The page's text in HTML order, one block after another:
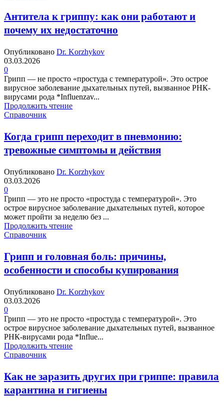
Антитела к гриппу: как они работают и
почему их недостаточно
Опубликовано Dr. Korzhykov
03.03.2026
0
Грипп — не просто «простуда с температурой». Это острое
вирусное заболевание дыхательных путей, вызванное РНК-
вирусами рода *Influenzav...
Продолжить чтение
Справочник
Когда грипп переходит в пневмонию:
тревожные симптомы и действия
Опубликовано Dr. Korzhykov
03.03.2026
0
Грипп — это не просто «простуда с температурой». Это
острое вирусное заболевание дыхательных путей, которое
может пройти за неделю без ...
Продолжить чтение
Справочник
Грипп и головная боль: причины,
особенности и способы купирования
Опубликовано Dr. Korzhykov
03.03.2026
0
Грипп — это не просто «простуда с температурой». Это
острое вирусное заболевание дыхательных путей, вызванное
РНК-вирусами рода *Influe...
Продолжить чтение
Справочник
Как не заразить других при гриппе: правила
карантина и гигиены